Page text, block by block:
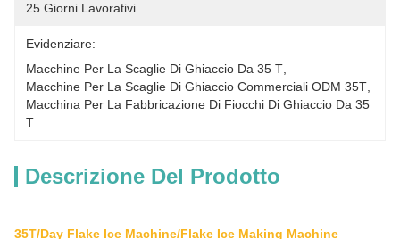
25 Giorni Lavorativi
Evidenziare:
Macchine Per La Scaglie Di Ghiaccio Da 35 T
Macchine Per La Scaglie Di Ghiaccio Commerciali ODM 35T
Macchina Per La Fabbricazione Di Fiocchi Di Ghiaccio Da 35
T
Descrizione Del Prodotto
35T/Day Flake Ice Machine/Flake Ice Making Machine